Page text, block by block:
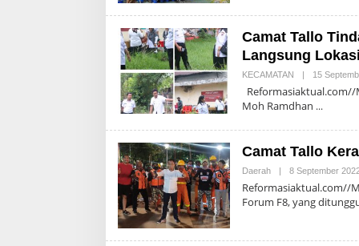
Camat Tallo
Langsung
KECAMATAN 15
Reformasiaktual.com//
Moh Ramdhan
Camat Tallo
Daerah 8 September
Reformasiaktual.com//
Forum F8, yang